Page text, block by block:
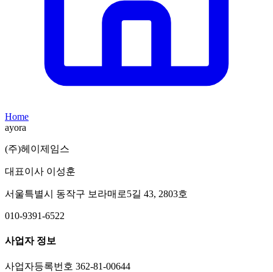
Home
ayora
(주)헤이제임스
대표이사 이성훈
서울특별시 동작구 보라매로5길 43, 2803호
010-9391-6522
사업자 정보
사업자등록번호 362-81-00644